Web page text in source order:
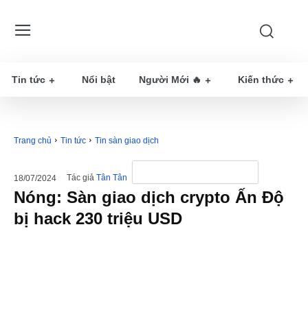
Tin tức Nổi bật Người Mới 🔥 Kiến thức
Trang chủ Tin tức Tin sàn giao dịch
18/07/2024 Tác giả Tân Tân
Nóng: Sàn giao dịch crypto Ấn Độ
bị hack 230 triệu USD